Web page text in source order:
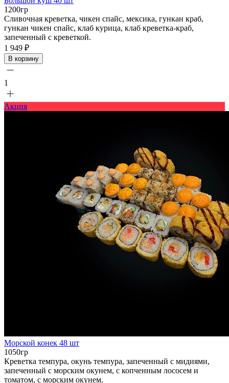
1200гр
Сливочная креветка, чикен спайс, мексика, гункан краб,
гункан чикен спайс, клаб курица, клаб креветка-краб,
запеченный с креветкой.
1 949 ₽
В корзину
1
Акция
Морской конек 48 шт
1050гр
Креветка темпура, окунь темпура, запеченный с мидиями,
запеченный с морским окунем, с копченным лососем и
томатом, с морским окунем.